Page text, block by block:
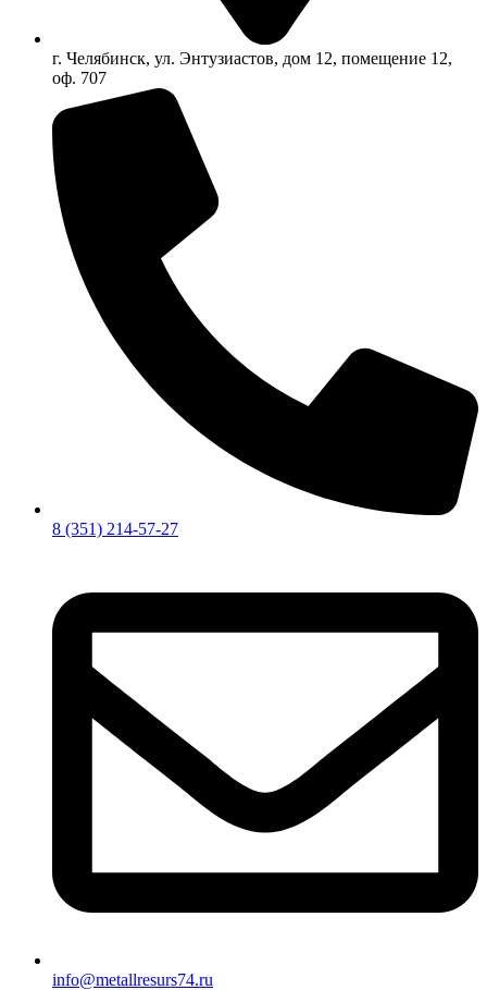
г. Челябинск, ул. Энтузиастов, дом 12, помещение 12,
оф. 707
8 (351) 214-57-27
info@metallresurs74.ru